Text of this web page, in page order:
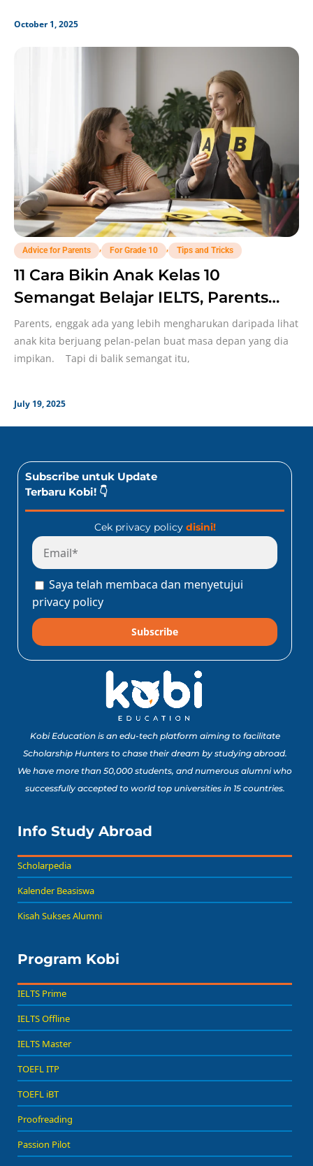
October 1, 2025
Advice for Parents , For Grade 10 , Tips and Tricks
11 Cara Bikin Anak Kelas 10
Semangat Belajar IELTS, Parents
Merapat!
Parents, enggak ada yang lebih mengharukan daripada lihat
anak kita berjuang pelan-pelan buat masa depan yang dia
impikan. Tapi di balik semangat itu,
July 19, 2025
Subscribe untuk Update
Terbaru Kobi! 👇
Cek privacy policy disini!
Saya telah membaca dan menyetujui
privacy policy
Subscribe
Kobi Education is an edu-tech platform aiming to facilitate
Scholarship Hunters to chase their dream by studying abroad.
We have more than 50,000 students, and numerous alumni who
successfully accepted to world top universities in 15 countries.
Info Study Abroad
Scholarpedia
Kalender Beasiswa
Kisah Sukses Alumni
Program Kobi
IELTS Prime
IELTS Offline
IELTS Master
TOEFL ITP
TOEFL iBT
Proofreading
Passion Pilot